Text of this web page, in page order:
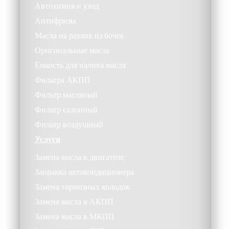
Автохимия и уход
Антифризы
Масла на разлив из бочек
Оригинальные масла
Ёмкость для налива масла
Фильтра АКПП
Фильтр масляный
Фильтр салонный
Фильтр воздушный
Услуги
Замена масла в двигателе
Заправка автокондиционера
Замена тормозных колодок
Замена масла в АКПП
Замена масла в МКПП